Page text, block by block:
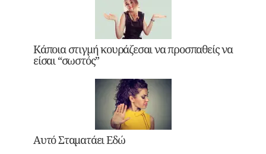
Κάποια στιγμή κουράζεσαι να προσπαθείς να
είσαι “σωστός”
Αυτό Σταματάει Εδώ